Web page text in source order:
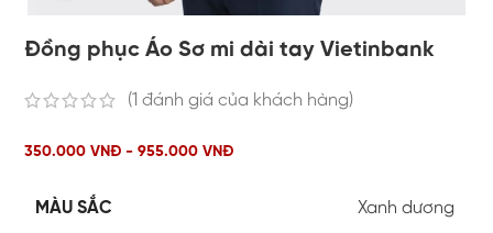
Đồng phục Áo Sơ mi dài tay Vietinbank
(1 đánh giá của khách hàng)
350.000 VNĐ - 955.000 VNĐ
MÀU SẮC Xanh dương